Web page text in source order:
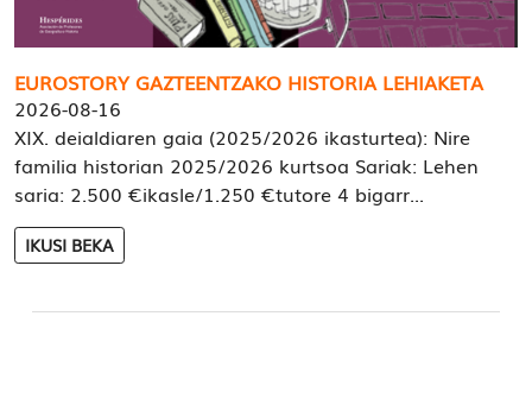
EUROSTORY GAZTEENTZAKO HISTORIA LEHIAKETA
2026-08-16
XIX. deialdiaren gaia (2025/2026 ikasturtea): Nire
familia historian 2025/2026 kurtsoa Sariak: Lehen
saria: 2.500 €ikasle/1.250 €tutore 4 bigarr...
IKUSI BEKA